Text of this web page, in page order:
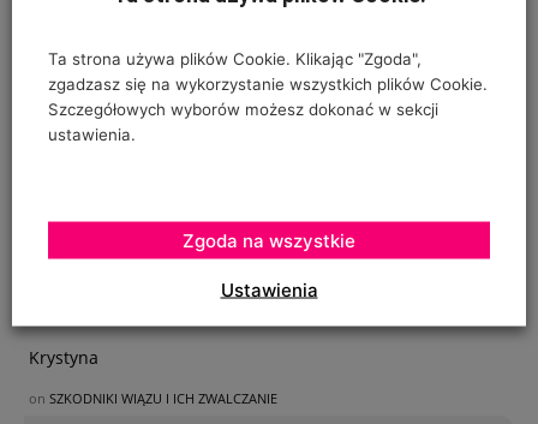
OSTATNIE KOMENTARZE
Krystyna
on SZKODNIKI WIĄZU I ICH ZWALCZANIE
Ta strona używa plików Cookie. Klikając "Zgoda",
zgadzasz się na wykorzystanie wszystkich plików Cookie.
Szczegółowych wyborów możesz dokonać w sekcji
ustawienia.
Ustawienia
Zgoda na wszystkie